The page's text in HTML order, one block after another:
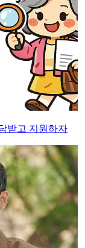
받고 지원하자